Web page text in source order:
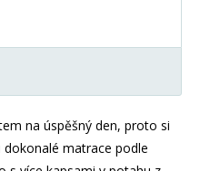
na úspěšný den, proto si
matrace podle